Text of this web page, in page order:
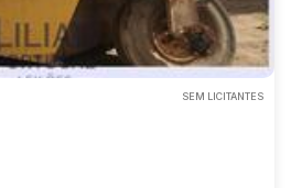
SEM LICITANTES